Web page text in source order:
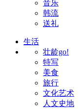
音乐
韩流
送礼
生活
壮龄go!
特写
美食
旅行
文化艺术
人文史地